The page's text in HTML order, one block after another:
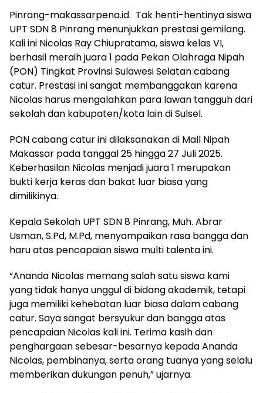
Pinrang-makassarpena.id. Tak henti-hentinya siswa
UPT SDN 8 Pinrang menunjukkan prestasi gemilang.
Kali ini Nicolas Ray Chiupratama, siswa kelas VI,
berhasil meraih juara 1 pada Pekan Olahraga Nipah
(PON) Tingkat Provinsi Sulawesi Selatan cabang
catur. Prestasi ini sangat membanggakan karena
Nicolas harus mengalahkan para lawan tangguh dari
sekolah dan kabupaten/kota lain di Sulsel.
PON cabang catur ini dilaksanakan di Mall Nipah
Makassar pada tanggal 25 hingga 27 Juli 2025.
Keberhasilan Nicolas menjadi juara 1 merupakan
bukti kerja keras dan bakat luar biasa yang
dimilikinya.
Kepala Sekolah UPT SDN 8 Pinrang, Muh. Abrar
Usman, S.Pd, M.Pd, menyampaikan rasa bangga dan
haru atas pencapaian siswa multi talenta ini.
“Ananda Nicolas memang salah satu siswa kami
yang tidak hanya unggul di bidang akademik, tetapi
juga memiliki kehebatan luar biasa dalam cabang
catur. Saya sangat bersyukur dan bangga atas
pencapaian Nicolas kali ini. Terima kasih dan
penghargaan sebesar-besarnya kepada Ananda
Nicolas, pembinanya, serta orang tuanya yang selalu
memberikan dukungan penuh,” ujarnya.